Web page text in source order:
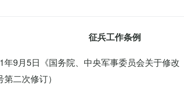
征兵工作条例
9月5日《国务院、中央军事委员会关于修
二次修订）